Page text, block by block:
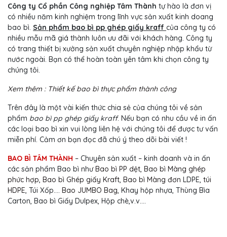
Công ty Cổ phần Công nghiệp Tâm Thành tự hào là đơn vị
có nhiều năm kinh nghiệm trong lĩnh vực sản xuất kinh doang
bao bì. Sản phẩm bao bì pp ghép giấy kraff của công ty có
nhiều mẫu mã giá thành luôn ưu đãi với khách hàng. Công ty
có trang thiết bị xưởng sản xuất chuyên nghiệp nhập khẩu từ
nước ngoài. Bạn có thể hoàn toàn yên tâm khi chọn công ty
chúng tôi.
Xem thêm : Thiết kế bao bì thực phẩm thành công
Trên đây là một vài kiến thức chia sẻ của chúng tôi về sản
phẩm bao bì pp ghép giấy kraff. Nếu bạn có nhu cầu về in ấn
các loại bao bì xin vui lòng liên hệ với chúng tôi để được tư vấn
miễn phí. Cảm ơn bạn đọc đã chú ý theo dõi bài viết !
BAO BÌ TÂM THÀNH – Chuyên sản xuất – kinh doanh và in ấn
các sản phẩm Bao bì nhưBao bì PP dệt, Bao bì Màng ghép
phức hợp, Bao bì Ghép giấy Kraft, Bao bì Màng đơn LDPE, túi
HDPE, Túi Xốp…. Bao JUMBO Bag, Khay hộp nhựa, Thùng Bìa
Carton, Bao bì Giấy Dulpex, Hộp chè,v.v….